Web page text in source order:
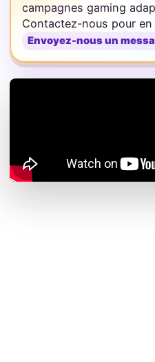
campagnes gaming
Contactez-nous pour en
Envoyez-nous un